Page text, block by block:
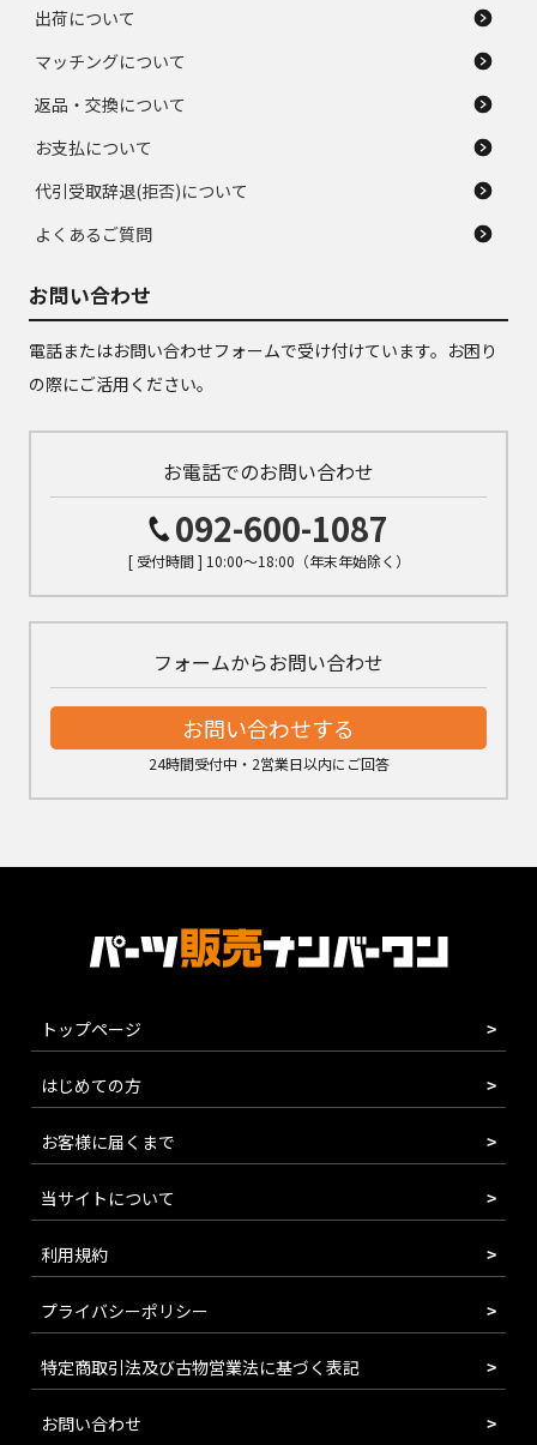
出荷について
マッチングについて
返品・交換について
お支払について
代引受取辞退(拒否)について
よくあるご質問
お問い合わせ
電話またはお問い合わせフォームで受け付けています。お困り
の際にご活用ください。
お電話でのお問い合わせ
092-600-1087
[ 受付時間 ] 10:00～18:00（年末年始除く）
フォームからお問い合わせ
お問い合わせする
24時間受付中・2営業日以内にご回答
トップページ
はじめての方
お客様に届くまで
当サイトについて
利用規約
プライバシーポリシー
特定商取引法及び古物営業法に基づく表記
お問い合わせ